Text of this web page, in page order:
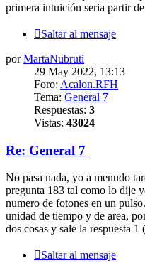
primera intuición seria partir
Saltar al mensaje
porMartaNubruti
29 May 2022, 13:13
Foro: Acalon.RFH
Tema: General 7
Respuestas: 3
Vistas: 43024
Re: General 7
No pasa nada, yo a menudo
pregunta 183 tal como lo dije
numero de fotones en un
unidad de tiempo y de area,
dos cosas y sale la respuesta 1
Saltar al mensaje